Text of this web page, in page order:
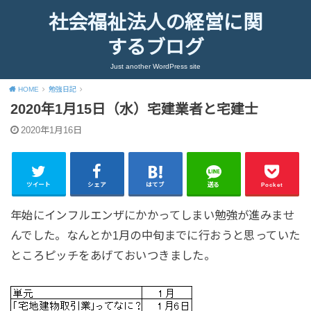
社会福祉法人の経営に関
するブログ
Just another WordPress site
HOME 勉強日記
2020年1月15日（水）宅建業者と宅建士
2020年1月16日
ツイート シェア はてブ 送る Pocket
年始にインフルエンザにかかってしまい勉強が進みませ
んでした。なんとか1月の中旬までに行おうと思っていた
ところピッチをあげておいつきました。